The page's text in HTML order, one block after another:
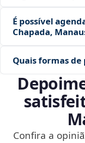
É possível
Chapada,
Quais formas de
Confira a